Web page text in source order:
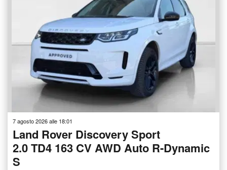
7 agosto 2026 alle 18:01
Land Rover Discovery Sport
2.0 TD4 163 CV AWD Auto R-Dynamic
S